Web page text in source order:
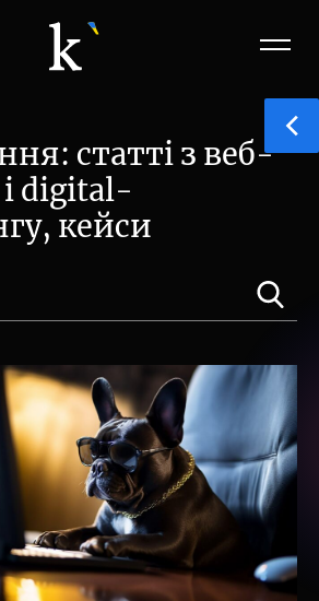
статті з веб-
digital-
кейси